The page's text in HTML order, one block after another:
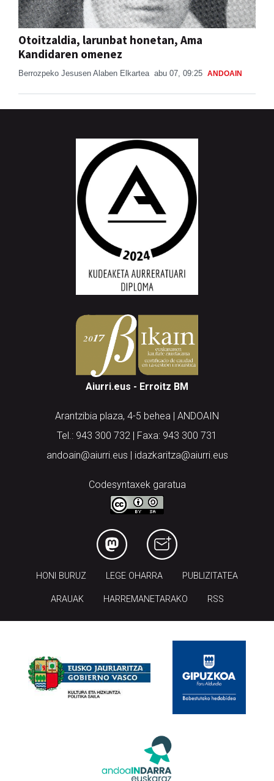
Otoitzaldia, larunbat honetan, Ama
Kandidaren omenez
Berrozpeko Jesusen Alaben Elkartea abu 07, 09:25 ANDOAIN
Aiurri.eus - Erroitz BM
Arantzibia plaza, 4-5 behea | ANDOAIN
Tel.: 943 300 732 | Faxa: 943 300 731
andoain@aiurri.eus | idazkaritza@aiurri.eus
Codesyntaxek garatua
HONI BURUZ LEGE OHARRA PUBLIZITATEA
ARAUAK HARREMANETARAKO RSS